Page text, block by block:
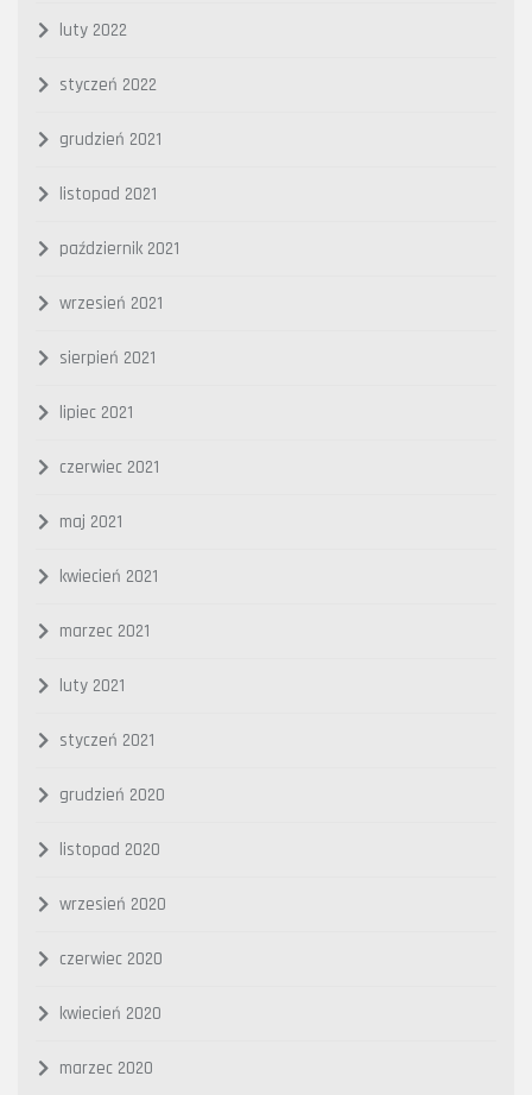
luty 2022
styczeń 2022
grudzień 2021
listopad 2021
październik 2021
wrzesień 2021
sierpień 2021
lipiec 2021
czerwiec 2021
maj 2021
kwiecień 2021
marzec 2021
luty 2021
styczeń 2021
grudzień 2020
listopad 2020
wrzesień 2020
czerwiec 2020
kwiecień 2020
marzec 2020